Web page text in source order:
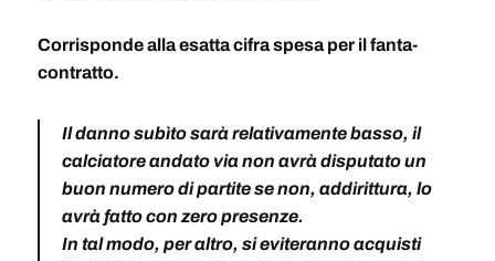
Corrisponde alla esatta cifra spesa per il fanta-
contratto.
Il danno subìto sarà relativamente basso, il
calciatore andato via non avrà disputato un
buon numero di partite se non, addirittura, lo
avrà fatto con zero presenze.
In tal modo, per altro, si eviteranno acquisti